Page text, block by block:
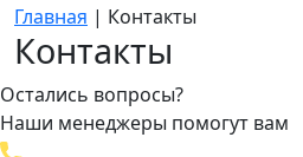
Главная | Контакты
Контакты
Остались вопросы?
Наши менеджеры помогут вам